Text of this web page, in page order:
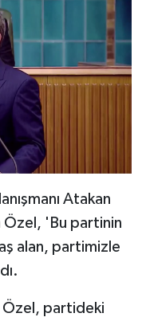
Atakan
'Bu partinin
alan, partimizle
Özel, partideki